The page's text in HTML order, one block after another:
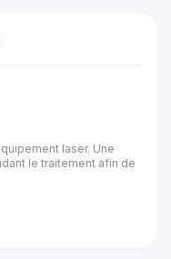
laser. Une
le traitement afin de